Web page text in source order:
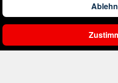
Ergebnisse